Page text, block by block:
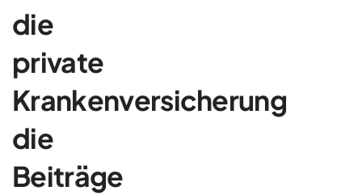
die
private
Krankenversicherung
die
Beiträge